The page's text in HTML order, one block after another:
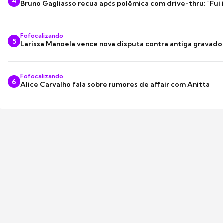
Bruno Gagliasso recua após polêmica com drive-thru: "Fui
5
Fofocalizando
Larissa Manoela vence nova disputa contra antiga
6
Fofocalizando
Alice Carvalho fala sobre rumores de affair com Anitta